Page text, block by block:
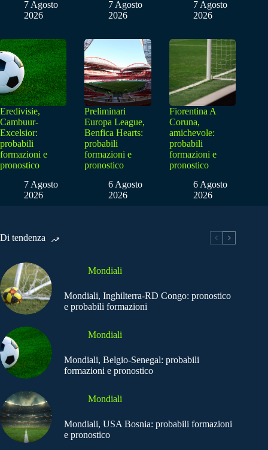
7 Agosto
2026
7 Agosto
2026
7 Agosto
2026
Eredivisie,
Cambuur-
Excelsior:
probabili
formazioni e
pronostico
7 Agosto
2026
Preliminari
Europa League,
Benfica Hearts:
probabili
formazioni e
pronostico
6 Agosto
2026
Fiorentina A
Coruna,
amichevole:
probabili
formazioni e
pronostico
6 Agosto
2026
Di tendenza
Mondiali
Mondiali, Inghilterra-RD Congo: pronostico
e probabili formazioni
Mondiali
Mondiali, Belgio-Senegal: probabili
formazioni e pronostico
Mondiali
Mondiali, USA Bosnia: probabili formazioni
e pronostico